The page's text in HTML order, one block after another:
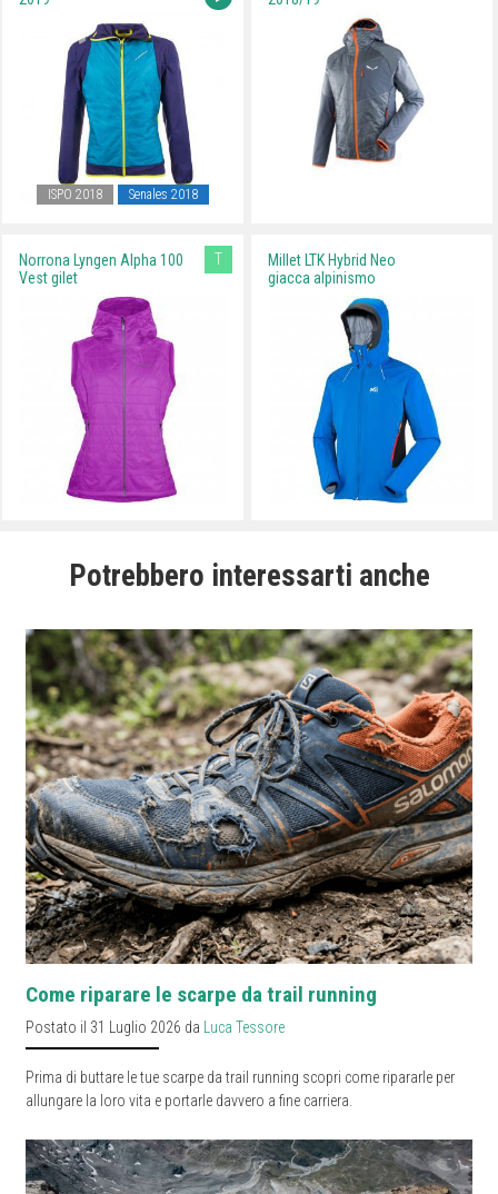
ISPO 2018 Senales 2018
Norrona Lyngen Alpha 100
Vest gilet
T
Millet LTK Hybrid Neo
giacca alpinismo
Potrebbero interessarti anche
Come riparare le scarpe da trail running
Postato il 31 Luglio 2026 da Luca Tessore
Prima di buttare le tue scarpe da trail running scopri come ripararle per
allungare la loro vita e portarle davvero a fine carriera.